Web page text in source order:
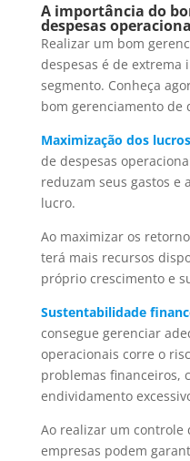
A importância do
despesas
Realizar um bom
despesas é de
segmento. Conheça
bom gerenciamento de
Maximização dos
de despesas
reduzam seus gastos e
lucro.
Ao maximizar os
terá mais recursos
próprio crescimento e
Sustentabilidade
consegue gerenciar
operacionais corre o
problemas financeiros,
endividamento
Ao realizar um controle
empresas podem